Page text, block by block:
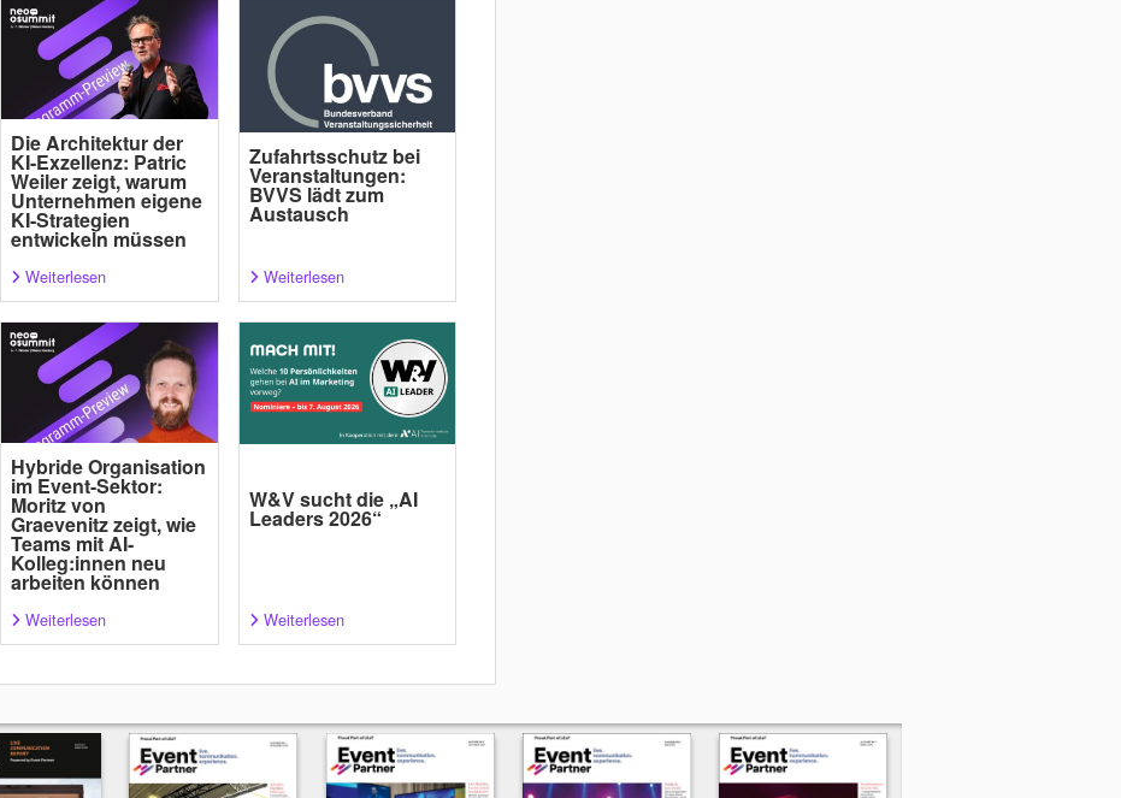
Die Architektur der
KI-Exzellenz: Patric
Weiler zeigt, warum
Unternehmen eigene
KI-Strategien
entwickeln müssen
Weiterlesen
Zufahrtsschutz bei
Veranstaltungen:
BVVS lädt zum
Austausch
Weiterlesen
Hybride Organisation
im Event-Sektor:
Moritz von
Graevenitz zeigt, wie
Teams mit AI-
Kolleg:innen neu
arbeiten können
Weiterlesen
W&V sucht die „AI
Leaders 2026“
Weiterlesen